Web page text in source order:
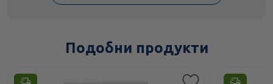
Подобни продукти
Етикети